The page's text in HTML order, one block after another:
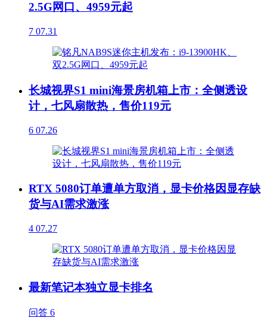
2.5G网口、4959元起
7 07.31
长城视界S1 mini海景房机箱上市：全侧透设
计，七风扇散热，售价119元
6 07.26
RTX 5080订单遭单方取消，显卡价格因显存缺
货与AI需求激涨
4 07.27
最新笔记本独立显卡排名
问答 6